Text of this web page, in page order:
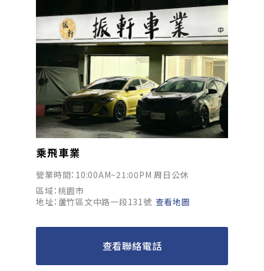
乘飛車業
營業時間：10:00AM~21:00PM 周日公休
區域：桃園市
地址：蘆竹區文中路一段131號 查看地圖
查看聯絡電話